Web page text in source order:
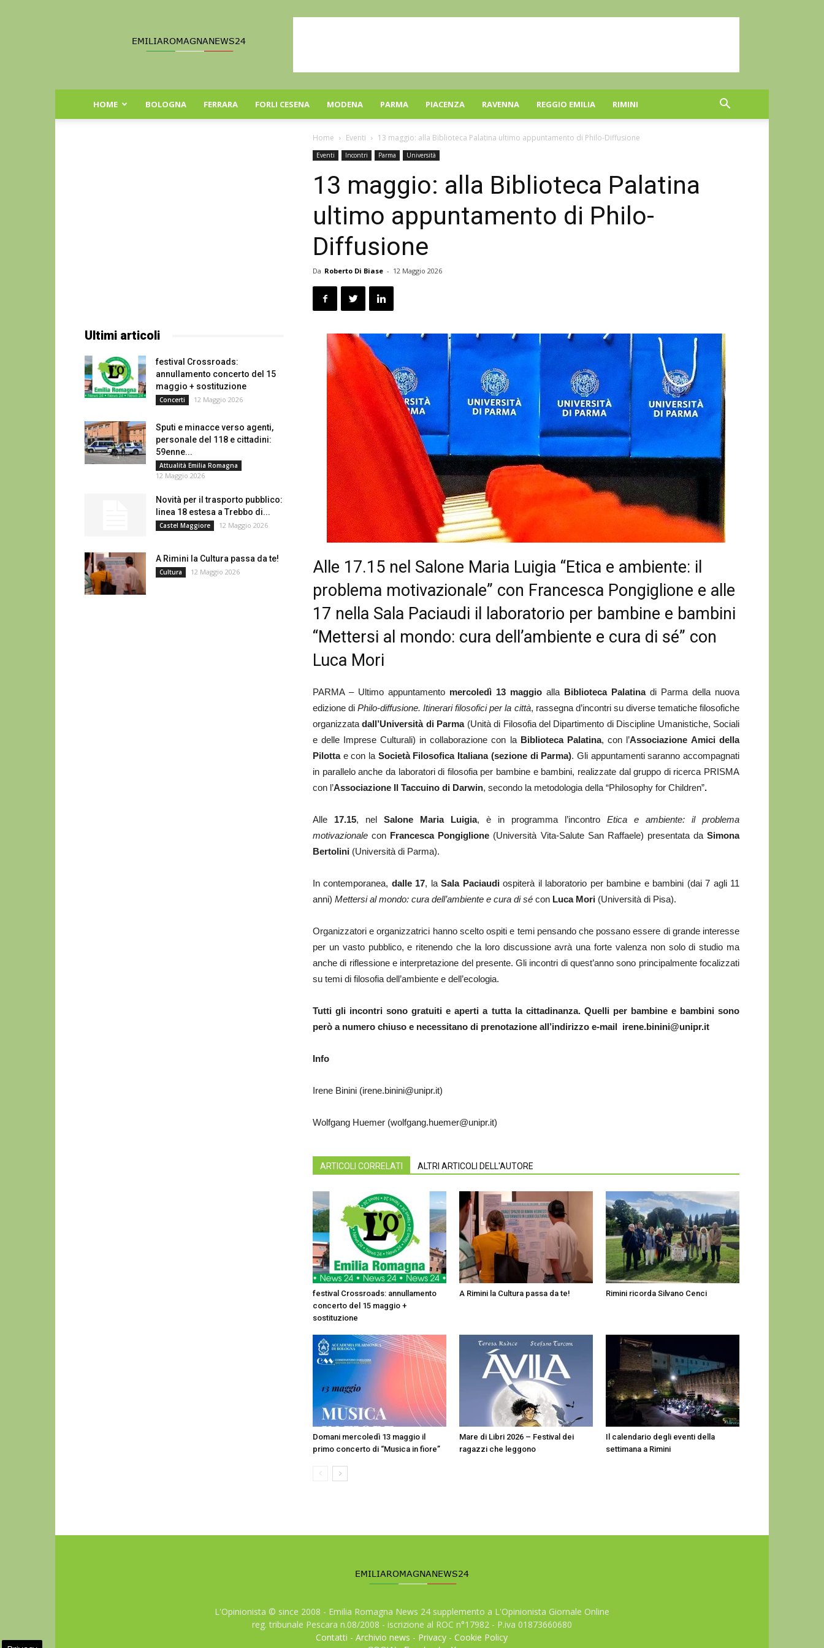
Romagna
HOME BOLOGNA FERRARA FORLI CESENA MODENA PARMA PIACENZA RAVENNA REGGIO EMILIA RIMINI
Home Eventi 13 maggio: alla Biblioteca Palatina ultimo appuntamento di Philo-Diffusione
Eventi Incontri Parma Università
13 maggio: alla Biblioteca Palatina
ultimo appuntamento di Philo-
Diffusione
Da Roberto Di Biase - 12 Maggio 2026
Alle 17.15 nel Salone Maria Luigia “Etica e ambiente: il
problema motivazionale” con Francesca Pongiglione e alle
17 nella Sala Paciaudi il laboratorio per bambine e bambini
“Mettersi al mondo: cura dell’ambiente e cura di sé” con
Luca Mori
PARMA – Ultimo appuntamento mercoledì 13 maggio alla Biblioteca Palatinadi Parma della nuova
edizione diPhilo-diffusione. Itinerari filosofici per la città, rassegna d’incontri su diverse tematiche filosofiche
organizzatadall’Università di Parma(Unità di Filosofia del Dipartimento di Discipline Umanistiche, Sociali
e delle Imprese Culturali) in collaborazione con la Biblioteca Palatina, con l’Associazione Amici della
Pilotta e con la Società Filosofica Italiana (sezione di Parma). Gli appuntamenti saranno accompagnati
in parallelo anche da laboratori di filosofia per bambine e bambini, realizzate dal gruppo di ricerca PRISMA
con l’Associazione Il Taccuino di Darwin, secondo la metodologia della “Philosophy for Children”.
Alle 17.15, nel Salone Maria Luigia, è in programma l’incontro Etica e ambiente: il problema
motivazionale con Francesca Pongiglione (Università Vita-Salute San Raffaele) presentata da Simona
Bertolini (Università di Parma).
In contemporanea, dalle 17, laSala Paciaudiospiterà il laboratorio per bambine e bambini (dai 7 agli 11
anni) Mettersi al mondo: cura dell’ambiente e cura di sé con Luca Mori (Università di Pisa).
Organizzatori e organizzatrici hanno scelto ospiti e temi pensando che possano essere di grande interesse
per un vasto pubblico, e ritenendo che la loro discussione avrà una forte valenza non solo di studio ma
anche di riflessione e interpretazione del presente. Gli incontri di quest’anno sono principalmente focalizzati
su temi di filosofia dell’ambiente e dell’ecologia.
Tutti gli incontri sono gratuiti e aperti a tutta la cittadinanza. Quelli per bambine e bambini sono
però a numero chiuso e necessitano di prenotazione all’indirizzo e-mail irene.binini@unipr.it
Info
Irene Binini (irene.binini@unipr.it)
Wolfgang Huemer (wolfgang.huemer@unipr.it)
ARTICOLI CORRELATI ALTRI ARTICOLI DELL'AUTORE
festival Crossroads: annullamento
concerto del 15 maggio +
sostituzione
A Rimini la Cultura passa da te! Rimini ricorda Silvano Cenci
Domani mercoledì 13 maggio il
primo concerto di “Musica in fiore”
Mare di Libri 2026 – Festival dei
ragazzi che leggono
Il calendario degli eventi della
settimana a Rimini
Ultimi articoli
festival Crossroads:
annullamento concerto del 15
maggio + sostituzione
Concerti 12 Maggio 2026
Sputi e minacce verso agenti,
personale del 118 e cittadini:
59enne...
Attualità Emilia Romagna
12 Maggio 2026
Novità per il trasporto pubblico:
linea 18 estesa a Trebbo di...
Castel Maggiore 12 Maggio 2026
A Rimini la Cultura passa da te!
Cultura 12 Maggio 2026
L'Opinionista © since 2008 - Emilia Romagna News 24 supplemento a L'Opinionista Giornale Online
reg. tribunale Pescara n.08/2008 - iscrizione al ROC n°17982 - P.iva 01873660680
Contatti -Archivio news - Privacy -Cookie Policy